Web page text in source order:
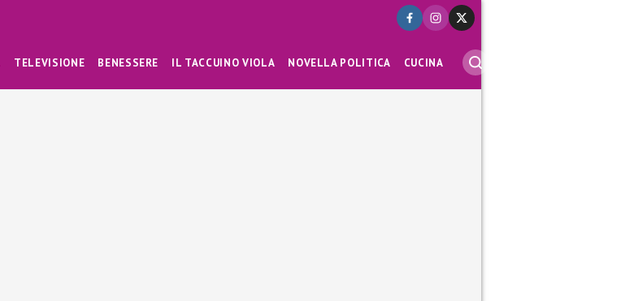
TELEVISIONE BENESSERE IL TACCUINO VIOLA NOVELLA POLITICA CUCINA